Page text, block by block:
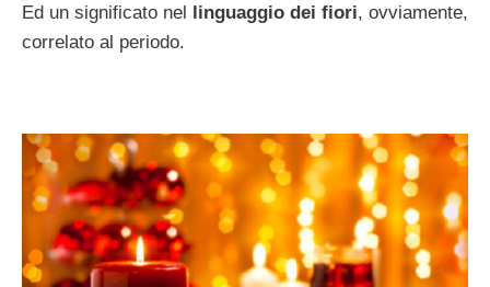
Ed un significato nel linguaggio dei fiori, ovviamente,
correlato al periodo.